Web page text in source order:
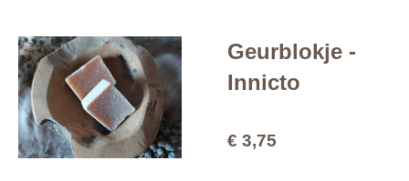
Geurblokje -
Innicto
€ 3,75